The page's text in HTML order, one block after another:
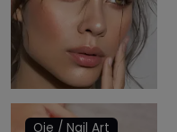
Oje / Nail Art